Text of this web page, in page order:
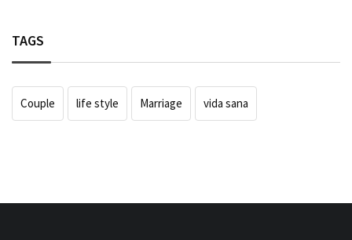
TAGS
Couple life style Marriage vida sana